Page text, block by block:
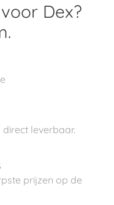
Dex?
leverbaar.
prijzen op de